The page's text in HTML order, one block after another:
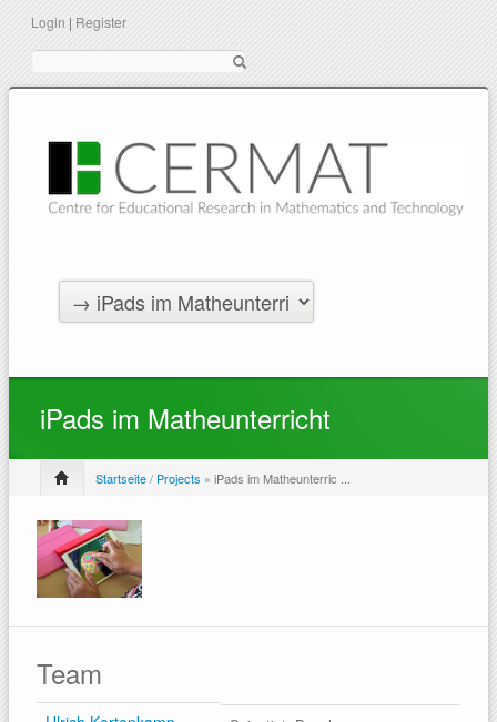
Login | Register
iPads im Matheunterricht
Startseite/ Projects » iPads im Matheunterric ...
Team